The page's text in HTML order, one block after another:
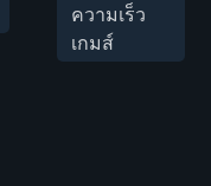
ความเร็ว
เกมส์